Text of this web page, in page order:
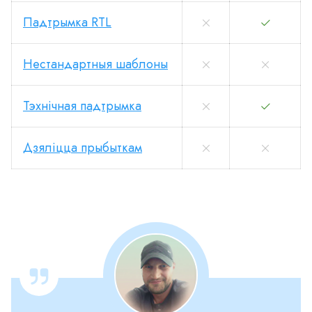
Падтрымка RTL
Нестандартныя шаблоны
Тэхнічная падтрымка
Дзяліцца прыбыткам